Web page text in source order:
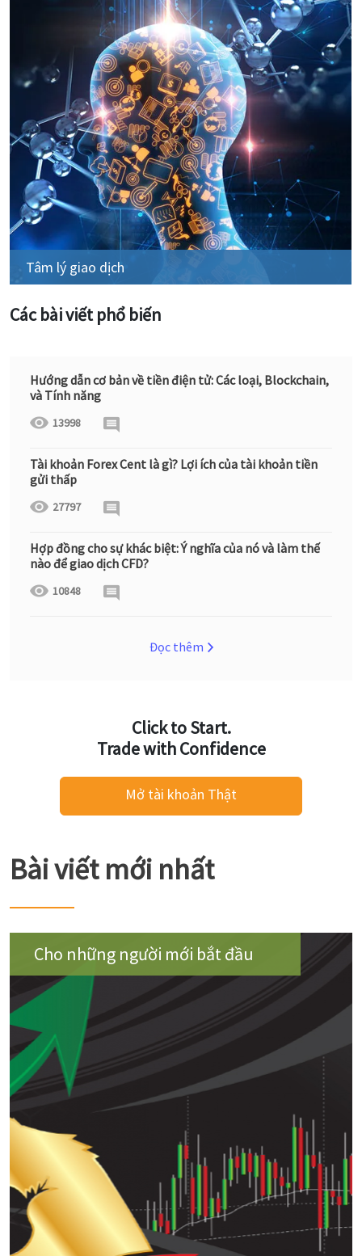
Tâm lý giao dịch
Các bài viết phổ biến
Hướng dẫn cơ bản về tiền điện tử: Các loại, Blockchain,
và Tính năng
13998
Tài khoản Forex Cent là gì? Lợi ích của tài khoản tiền
gửi thấp
27797
Hợp đồng cho sự khác biệt: Ý nghĩa của nó và làm thế
nào để giao dịch CFD?
10848
Đọc thêm
Click to Start.
Trade with Confidence
Mở tài khoản Thật
Bài viết mới nhất
Cho những người mới bắt đầu